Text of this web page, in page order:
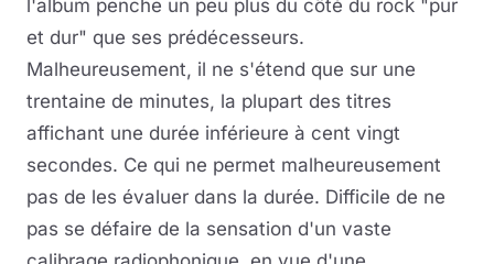
l'album penche un peu plus du côté du rock "pur
et dur" que ses prédécesseurs.
Malheureusement, il ne s'étend que sur une
trentaine de minutes, la plupart des titres
affichant une durée inférieure à cent vingt
secondes. Ce qui ne permet malheureusement
pas de les évaluer dans la durée. Difficile de ne
pas se défaire de la sensation d'un vaste